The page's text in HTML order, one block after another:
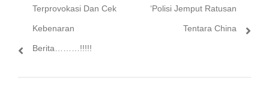
Terprovokasi Dan Cek
Kebenaran
Berita………!!!!!
‘Polisi Jemput Ratusan
Tentara China